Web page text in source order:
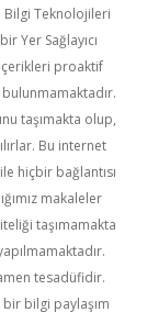
Bilgi Teknolojileri
Yer Sağlayıcı
proaktif
taşımakta olup,
Bu internet
hiçbir bağlantısı
makaleler
taşımamakta
tesadüfidir.
bilgi paylaşım